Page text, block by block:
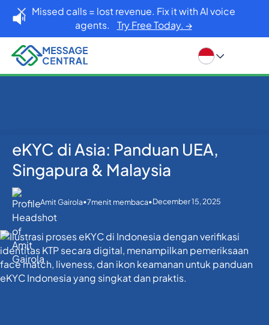
Missed calls = lost revenue. Fix it with AI voice
agents. Try Free Today. →
Rumah Blog
eKYC
eKYC di Asia: Panduan UEA, Singapura & Malaysia
eKYC di Asia: Panduan UEA,
Singapura & Malaysia
Amit Gairola•7menit membaca•December 15, 2025